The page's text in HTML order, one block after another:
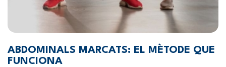
ABDOMINALS MARCATS: EL MÈTODE QUE
FUNCIONA